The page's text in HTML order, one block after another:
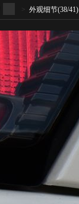
> 外观细节(38/41)